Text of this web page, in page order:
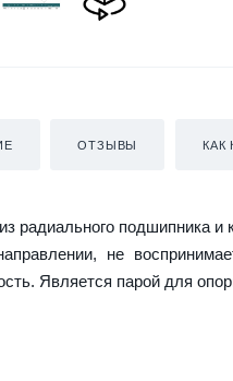
ОТЗЫВЫ КАК
подшипника и
не
Является парой для